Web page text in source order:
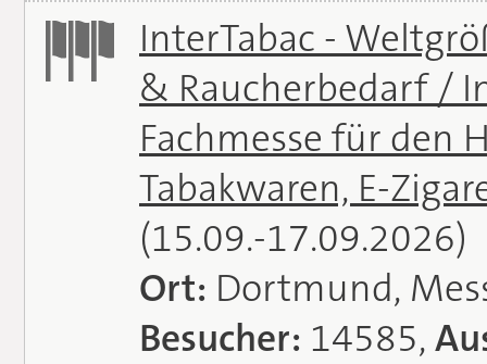
InterTabac -
& Raucherbedarf /
Fachmesse für den
Tabakwaren, E-
(15.09.-17.09.2026)
Ort: Dortmund,
Besucher: 14585,